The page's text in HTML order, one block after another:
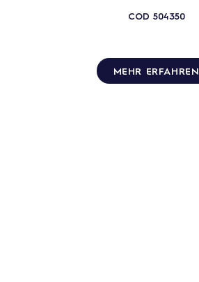
COD 504350
MEHR ERFAHREN